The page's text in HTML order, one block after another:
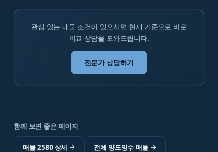
관심 있는 매물 조건이 있으시면 현재 기준으로 바로
비교 상담을 도와드립니다.
전문가 상담하기
함께 보면 좋은 페이지
매물 2580 상세 → 전체 양도양수 매물→